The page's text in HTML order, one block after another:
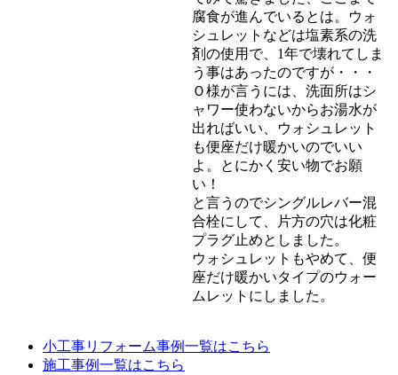
腐食が進んでいるとは。ウォ
シュレットなどは塩素系の洗
剤の使用で、1年で壊れてしま
う事はあったのですが・・・
Ｏ様が言うには、洗面所はシ
ャワー使わないからお湯水が
出ればいい、ウォシュレット
も便座だけ暖かいのでいい
よ。とにかく安い物でお願
い！
と言うのでシングルレバー混
合栓にして、片方の穴は化粧
プラグ止めとしました。
ウォシュレットもやめて、便
座だけ暖かいタイプのウォー
ムレットにしました。
小工事リフォーム事例一覧はこちら
施工事例一覧はこちら